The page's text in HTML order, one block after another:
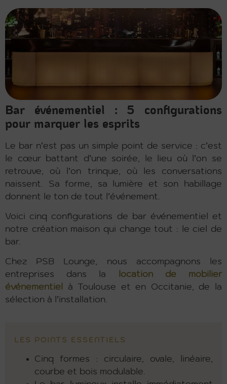
Bar événementiel : 5 configurations
pour marquer les esprits
Le bar n’est pas un simple point de service : c’est
le cœur battant d’une soirée, le lieu où l’on se
retrouve, où l’on trinque, où les conversations
naissent. Sa forme, sa lumière et son habillage
donnent le ton de tout l’événement.
Voici cinq configurations de bar événementiel et
notre création maison qui change tout : le ciel de
bar.
Chez PSB Lounge, nous accompagnons les
entreprises dans la
location de mobilier
événementiel
à Toulouse et en Occitanie, de la
sélection à l’installation.
LES POINTS ESSENTIELS
Cinq formes : circulaire, ovale, linéaire,
courbe et bois modulable.